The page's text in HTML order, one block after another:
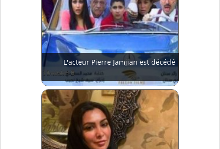
L'acteur Pierre Jamjian est décédé